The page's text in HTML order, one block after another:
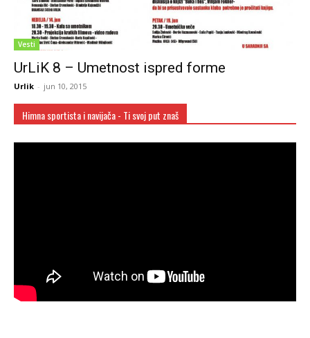
Vesti
UrLiK 8 – Umetnost ispred forme
Urlik - jun 10, 2015
Himna sportista i navijača - Ti svoj put znaš